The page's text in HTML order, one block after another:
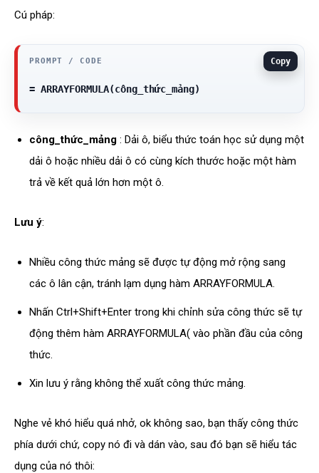
Cú pháp:
= ARRAYFORMULA(công_thức_mảng)
Copy
công_thức_mảng : Dải ô, biểu thức toán học sử dụng một
dải ô hoặc nhiều dải ô có cùng kích thước hoặc một hàm
trả về kết quả lớn hơn một ô.
Lưu ý:
Nhiều công thức mảng sẽ được tự động mở rộng sang
các ô lân cận, tránh lạm dụng hàm ARRAYFORMULA.
Nhấn Ctrl+Shift+Enter trong khi chỉnh sửa công thức sẽ tự
động thêm hàm ARRAYFORMULA( vào phần đầu của công
thức.
Xin lưu ý rằng không thể xuất công thức mảng.
Nghe vẻ khó hiểu quá nhở, ok không sao, bạn thấy công thức
phía dưới chứ, copy nó đi và dán vào, sau đó bạn sẽ hiểu tác
dụng của nó thôi: